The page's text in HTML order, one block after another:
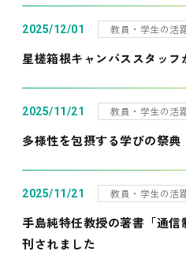
2025/12/01 教員・学生の活
星槎箱根キャンパススタッ
2025/11/21 教員・学生の活
多様性を包摂する学びの祭
2025/11/21 教員・学生の活
手島純特任教授の著書「通
刊されました